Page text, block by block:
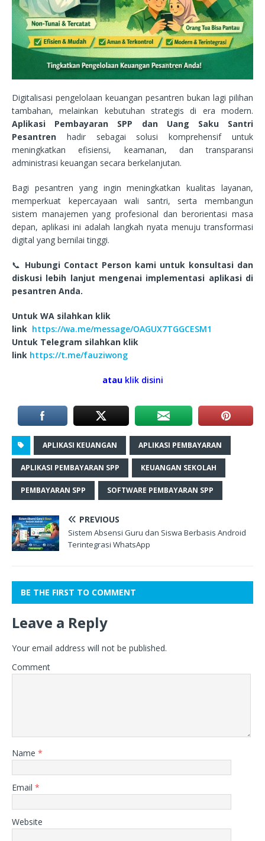
Digitalisasi pengelolaan keuangan pesantren bukan lagi pilihan
tambahan, melainkan kebutuhan strategis di era modern.
Aplikasi Pembayaran SPP dan Uang Saku Santri
Pesantren hadir sebagai solusi komprehensif untuk
meningkatkan efisiensi, keamanan, dan transparansi
administrasi keuangan secara berkelanjutan.
Bagi pesantren yang ingin meningkatkan kualitas layanan,
memperkuat kepercayaan wali santri, serta membangun
sistem manajemen yang profesional dan berorientasi masa
depan, aplikasi ini adalah langkah nyata menuju transformasi
digital yang bernilai tinggi.
📞 Hubungi Contact Person kami untuk konsultasi dan
diskusi lebih lanjut mengenai implementasi aplikasi di
pesantren Anda.
Untuk WA silahkan klik
link https://wa.me/message/OAGUX7TGGCESM1
Untuk Telegram silahkan klik
link https://t.me/fauziwong
atau klik disini
APLIKASI KEUANGAN APLIKASI PEMBAYARAN
APLIKASI PEMBAYARAN SPP KEUANGAN SEKOLAH
PEMBAYARAN SPP SOFTWARE PEMBAYARAN SPP
PREVIOUS
Sistem Absensi Guru dan Siswa Berbasis Android
Terintegrasi WhatsApp
BE THE FIRST TO COMMENT
Leave a Reply
Your email address will not be published.
Comment
Name *
Email *
Website